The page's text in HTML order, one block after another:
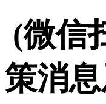
(微信
策消